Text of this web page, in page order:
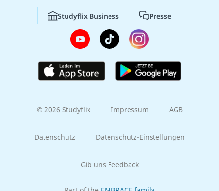
Studyflix Business Presse
© 2026 Studyflix Impressum AGB
Datenschutz Datenschutz-Einstellungen
Gib uns Feedback